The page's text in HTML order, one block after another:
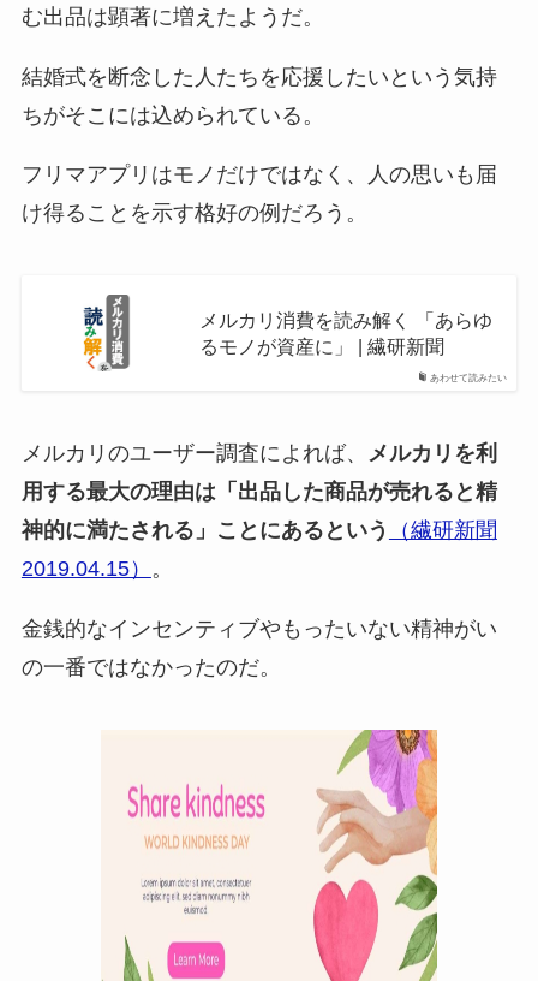
む出品は顕著に増えたようだ。
結婚式を断念した人たちを応援したいという気持
ちがそこには込められている。
フリマアプリはモノだけではなく、人の思いも届
け得ることを示す格好の例だろう。
あわせて読みたい
メルカリ消費を読み解く 「あらゆ
るモノが資産に」 | 繊研新聞
メルカリのユーザー調査によれば、 メルカリを利
用する最大の理由は「出品した商品が売れると精
神的に満たされる」ことにあるという
（繊研新聞
2019.04.15） 。
金銭的なインセンティブやもったいない精神がい
の一番ではなかったのだ。